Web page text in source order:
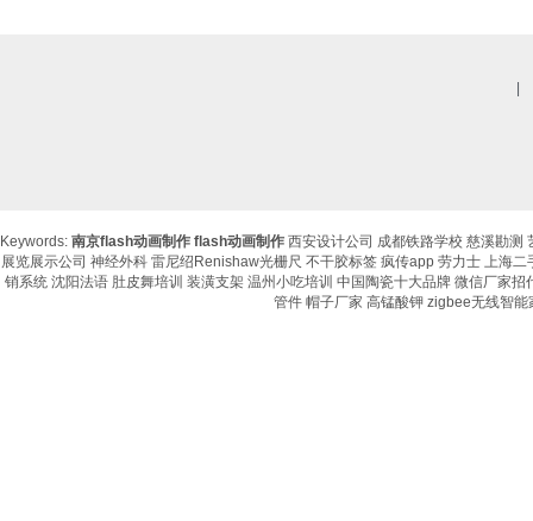
Keywords: 南京flash动画制作 flash动画制作 西安设计公司 成都铁路学校 慈溪勘测
展览展示公司 神经外科 雷尼绍Renishaw光栅尺 不干胶标签 疯传app 劳力士 上海二
销系统 沈阳法语 肚皮舞培训 装潢支架 温州小吃培训 中国陶瓷十大品牌 微信厂家招
管件 帽子厂家 高锰酸钾 zigbee无线智能